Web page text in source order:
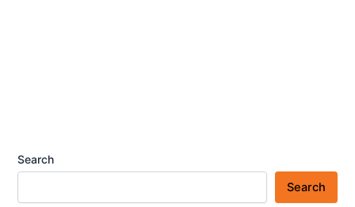
Search
Search